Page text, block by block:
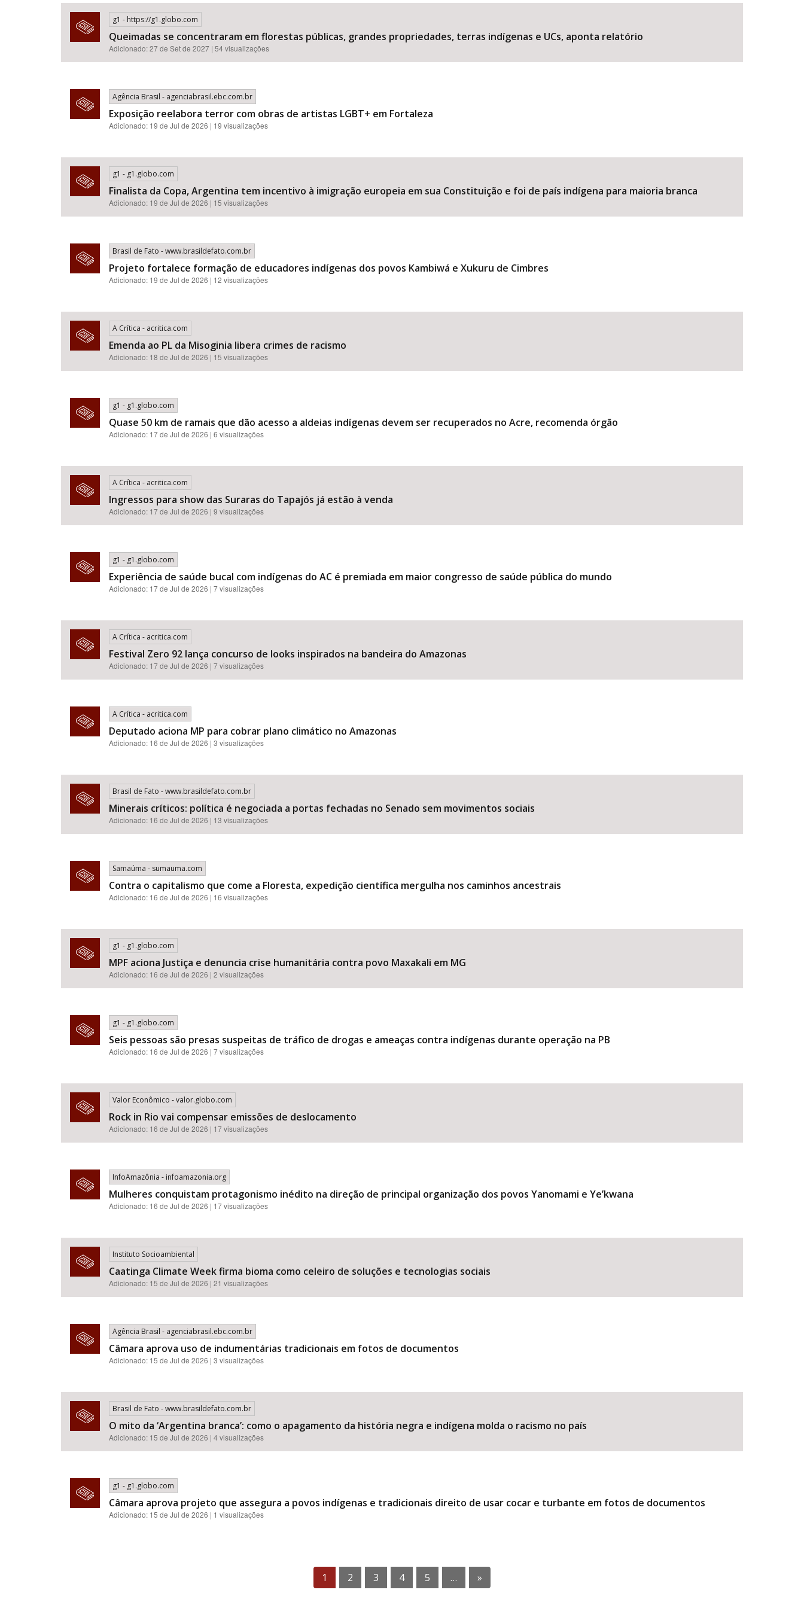
g1 - https://g1.globo.com
Queimadas se concentraram em florestas públicas, grandes propriedades, terras indígenas e UCs, aponta relatório
Adicionado: 27 de Set de 2027 | 54 visualizações
Agência Brasil - agenciabrasil.ebc.com.br
Exposição reelabora terror com obras de artistas LGBT+ em Fortaleza
Adicionado: 19 de Jul de 2026 | 19 visualizações
g1 - g1.globo.com
Finalista da Copa, Argentina tem incentivo à imigração europeia em sua Constituição e foi de país indígena para maioria branca
Adicionado: 19 de Jul de 2026 | 15 visualizações
Brasil de Fato - www.brasildefato.com.br
Projeto fortalece formação de educadores indígenas dos povos Kambiwá e Xukuru de Cimbres
Adicionado: 19 de Jul de 2026 | 12 visualizações
A Crítica - acritica.com
Emenda ao PL da Misoginia libera crimes de racismo​​​​​​​​​​​​​​​​​​​​​​​​​​​​​​​​​​​​​​​​​​
Adicionado: 18 de Jul de 2026 | 15 visualizações
g1 - g1.globo.com
Quase 50 km de ramais que dão acesso a aldeias indígenas devem ser recuperados no Acre, recomenda órgão
Adicionado: 17 de Jul de 2026 | 6 visualizações
A Crítica - acritica.com
Ingressos para show das Suraras do Tapajós já estão à venda
Adicionado: 17 de Jul de 2026 | 9 visualizações
g1 - g1.globo.com
Experiência de saúde bucal com indígenas do AC é premiada em maior congresso de saúde pública do mundo
Adicionado: 17 de Jul de 2026 | 7 visualizações
A Crítica - acritica.com
Festival Zero 92 lança concurso de looks inspirados na bandeira do Amazonas
Adicionado: 17 de Jul de 2026 | 7 visualizações
A Crítica - acritica.com
Deputado aciona MP para cobrar plano climático no Amazonas
Adicionado: 16 de Jul de 2026 | 3 visualizações
Brasil de Fato - www.brasildefato.com.br
Minerais críticos: política é negociada a portas fechadas no Senado sem movimentos sociais
Adicionado: 16 de Jul de 2026 | 13 visualizações
Samaúma - sumauma.com
Contra o capitalismo que come a Floresta, expedição científica mergulha nos caminhos ancestrais
Adicionado: 16 de Jul de 2026 | 16 visualizações
g1 - g1.globo.com
MPF aciona Justiça e denuncia crise humanitária contra povo Maxakali em MG
Adicionado: 16 de Jul de 2026 | 2 visualizações
g1 - g1.globo.com
Seis pessoas são presas suspeitas de tráfico de drogas e ameaças contra indígenas durante operação na PB
Adicionado: 16 de Jul de 2026 | 7 visualizações
Valor Econômico - valor.globo.com
Rock in Rio vai compensar emissões de deslocamento
Adicionado: 16 de Jul de 2026 | 17 visualizações
InfoAmazônia - infoamazonia.org
Mulheres conquistam protagonismo inédito na direção de principal organização dos povos Yanomami e Ye’kwana
Adicionado: 16 de Jul de 2026 | 17 visualizações
Instituto Socioambiental
Caatinga Climate Week firma bioma como celeiro de soluções e tecnologias sociais
Adicionado: 15 de Jul de 2026 | 21 visualizações
Agência Brasil - agenciabrasil.ebc.com.br
Câmara aprova uso de indumentárias tradicionais em fotos de documentos
Adicionado: 15 de Jul de 2026 | 3 visualizações
Brasil de Fato - www.brasildefato.com.br
O mito da ‘Argentina branca’: como o apagamento da história negra e indígena molda o racismo no país
Adicionado: 15 de Jul de 2026 | 4 visualizações
g1 - g1.globo.com
Câmara aprova projeto que assegura a povos indígenas e tradicionais direito de usar cocar e turbante em fotos de documentos
Adicionado: 15 de Jul de 2026 | 1 visualizações
1 2 3 4 5 … »